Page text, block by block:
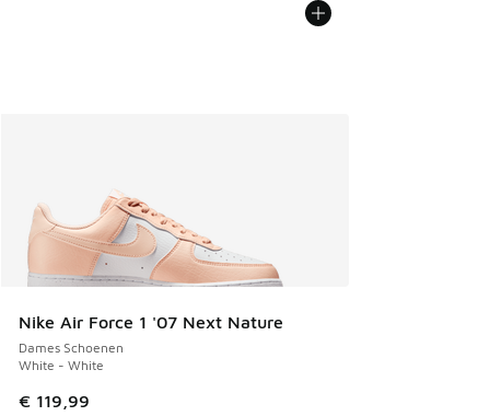
Nike Air Force 1 '07 Next Nature
Dames Schoenen
White - White
€ 119,99